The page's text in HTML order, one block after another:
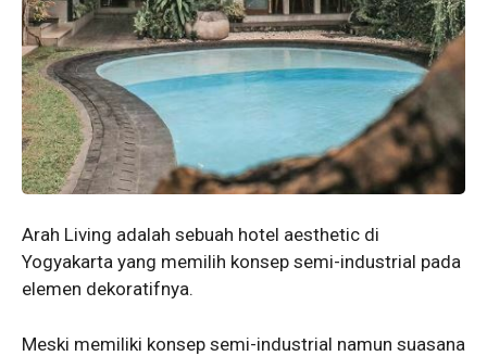
Arah Living adalah sebuah hotel aesthetic di
Yogyakarta yang memilih konsep semi-industrial pada
elemen dekoratifnya.
Meski memiliki konsep semi-industrial namun suasana